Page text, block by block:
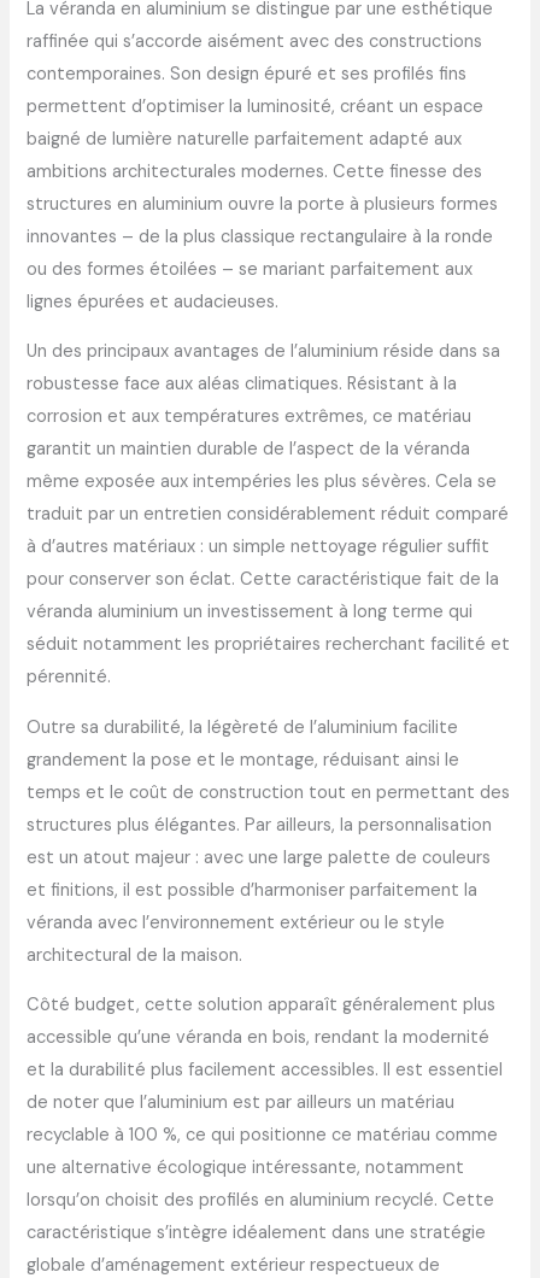
La véranda en aluminium se distingue par une esthétique
raffinée qui s’accorde aisément avec des constructions
contemporaines. Son design épuré et ses profilés fins
permettent d’optimiser la luminosité, créant un espace
baigné de lumière naturelle parfaitement adapté aux
ambitions architecturales modernes. Cette finesse des
structures en aluminium ouvre la porte à plusieurs formes
innovantes – de la plus classique rectangulaire à la ronde
ou des formes étoilées – se mariant parfaitement aux
lignes épurées et audacieuses.
Un des principaux avantages de l’aluminium réside dans sa
robustesse face aux aléas climatiques. Résistant à la
corrosion et aux températures extrêmes, ce matériau
garantit un maintien durable de l’aspect de la véranda
même exposée aux intempéries les plus sévères. Cela se
traduit par un entretien considérablement réduit comparé
à d’autres matériaux : un simple nettoyage régulier suffit
pour conserver son éclat. Cette caractéristique fait de la
véranda aluminium un investissement à long terme qui
séduit notamment les propriétaires recherchant facilité et
pérennité.
Outre sa durabilité, la légèreté de l’aluminium facilite
grandement la pose et le montage, réduisant ainsi le
temps et le coût de construction tout en permettant des
structures plus élégantes. Par ailleurs, la personnalisation
est un atout majeur : avec une large palette de couleurs
et finitions, il est possible d’harmoniser parfaitement la
véranda avec l’environnement extérieur ou le style
architectural de la maison.
Côté budget, cette solution apparaît généralement plus
accessible qu’une véranda en bois, rendant la modernité
et la durabilité plus facilement accessibles. Il est essentiel
de noter que l’aluminium est par ailleurs un matériau
recyclable à 100 %, ce qui positionne ce matériau comme
une alternative écologique intéressante, notamment
lorsqu’on choisit des profilés en aluminium recyclé. Cette
caractéristique s’intègre idéalement dans une stratégie
globale d’aménagement extérieur respectueux de